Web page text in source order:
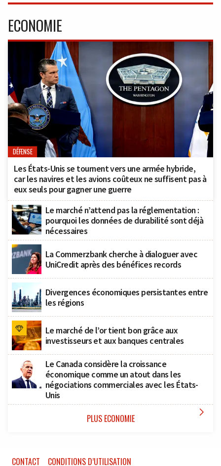
ECONOMIE
DÉFENSE
Les États-Unis se tournent vers une armée hybride,
car les navires et les avions coûteux ne suffisent pas à
eux seuls pour gagner une guerre
Le marché n’attend pas la réglementation :
pourquoi les données de durabilité sont déjà
nécessaires
La Commerzbank cherche à dialoguer avec
UniCredit après des bénéfices records
Divergences économiques persistantes entre
les régions
Le marché de l’or tient bon grâce aux
investisseurs et aux banques centrales
Le Canada considère la croissance
économique comme un atout dans les
négociations commerciales avec les États-
Unis
PLUS ECONOMIE 
CONTACT CONDITIONS D’UTILISATION